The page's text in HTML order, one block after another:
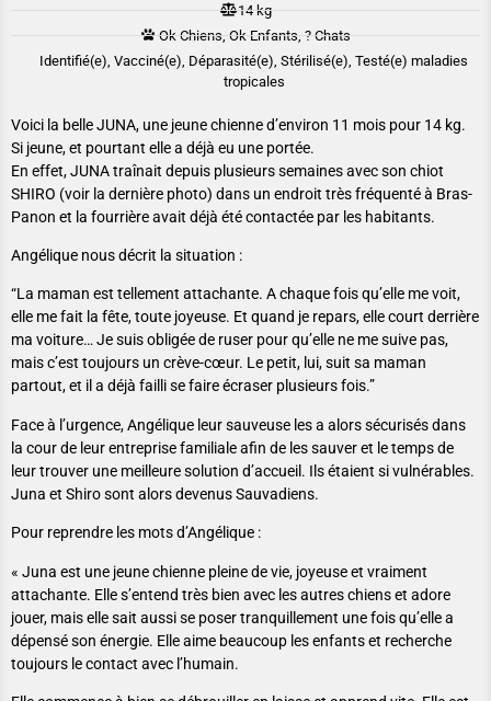
14 kg
Ok Chiens, Ok Enfants, ? Chats
Identifié(e), Vacciné(e), Déparasité(e), Stérilisé(e), Testé(e) maladies
tropicales
Voici la belle JUNA, une jeune chienne d’environ 11 mois pour 14 kg.
Si jeune, et pourtant elle a déjà eu une portée.
En effet, JUNA traînait depuis plusieurs semaines avec son chiot
SHIRO (voir la dernière photo) dans un endroit très fréquenté à Bras-
Panon et la fourrière avait déjà été contactée par les habitants.
Angélique nous décrit la situation :
“La maman est tellement attachante. A chaque fois qu’elle me voit,
elle me fait la fête, toute joyeuse. Et quand je repars, elle court derrière
ma voiture… Je suis obligée de ruser pour qu’elle ne me suive pas,
mais c’est toujours un crève-cœur. Le petit, lui, suit sa maman
partout, et il a déjà failli se faire écraser plusieurs fois.”
Face à l’urgence, Angélique leur sauveuse les a alors sécurisés dans
la cour de leur entreprise familiale afin de les sauver et le temps de
leur trouver une meilleure solution d’accueil. Ils étaient si vulnérables.
Juna et Shiro sont alors devenus Sauvadiens.
Pour reprendre les mots d’Angélique :
« Juna est une jeune chienne pleine de vie, joyeuse et vraiment
attachante. Elle s’entend très bien avec les autres chiens et adore
jouer, mais elle sait aussi se poser tranquillement une fois qu’elle a
dépensé son énergie. Elle aime beaucoup les enfants et recherche
toujours le contact avec l’humain.